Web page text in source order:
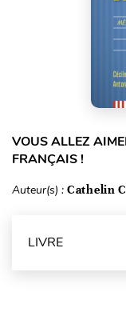
VOUS ALLEZ
FRANÇAIS !
Auteur(s) : Cathelin
LIVRE